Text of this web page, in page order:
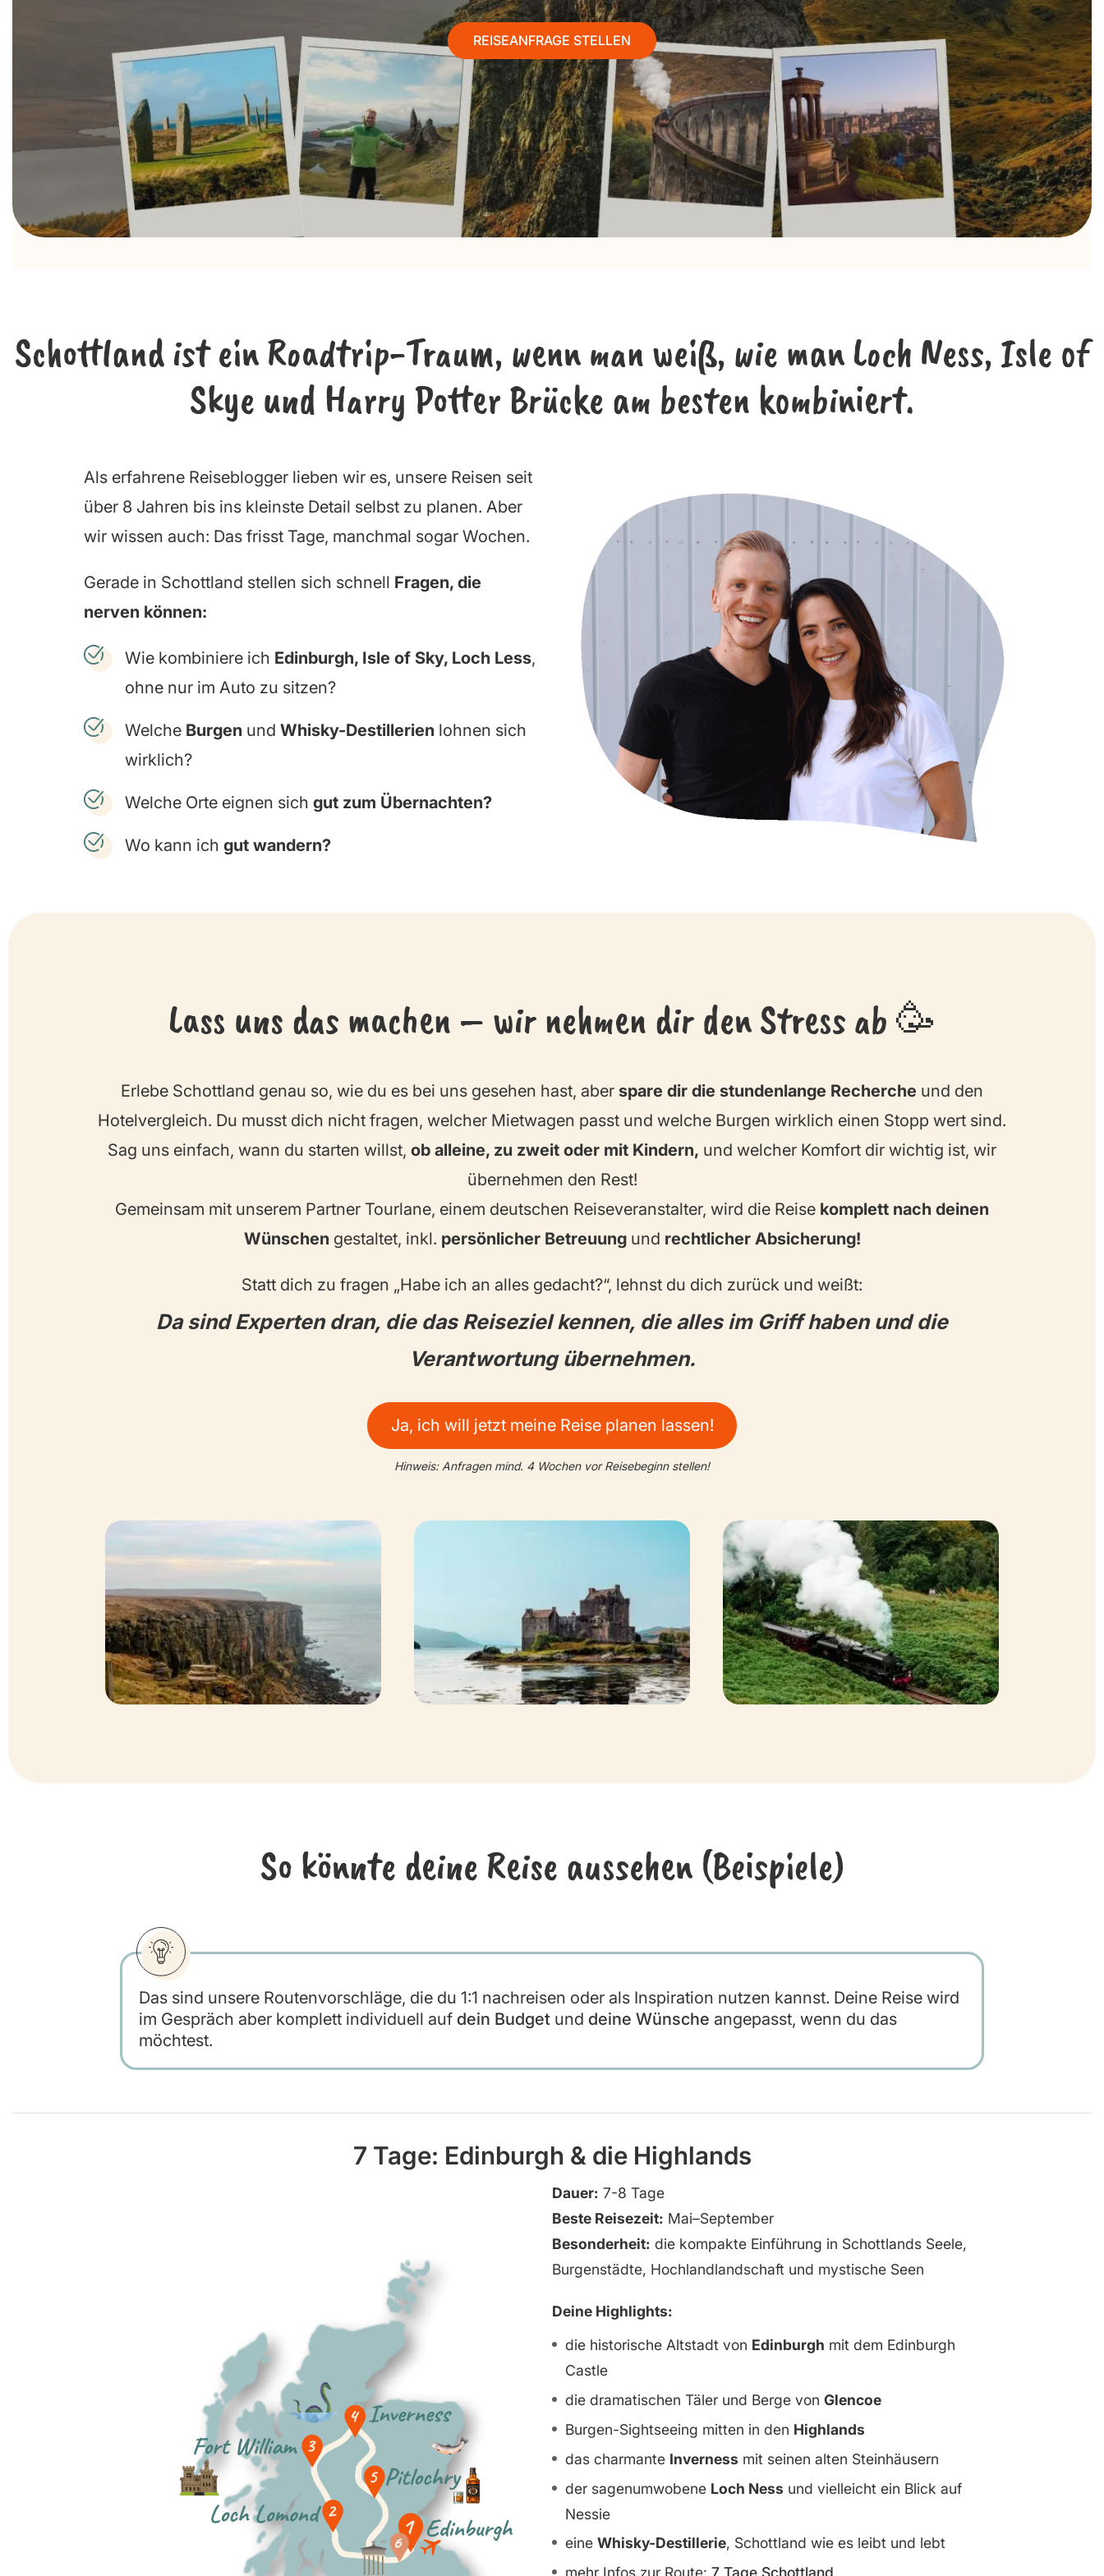
REISEANFRAGE STELLEN
Schottland ist ein Roadtrip-Traum, wenn man weiß, wie man Loch Ness, Isle of
Skye und Harry Potter Brücke am besten kombiniert.
Als erfahrene Reiseblogger lieben wir es, unsere Reisen seit
über 8 Jahren bis ins kleinste Detail selbst zu planen. Aber
wir wissen auch: Das frisst Tage, manchmal sogar Wochen.
Gerade in Schottland stellen sich schnell Fragen, die
nerven können:
Wie kombiniere ich Edinburgh, Isle of Sky, Loch Less,
ohne nur im Auto zu sitzen?
Welche Burgen und Whisky-Destillerien lohnen sich
wirklich?
Welche Orte eignen sich gut zum Übernachten?
Wo kann ich gut wandern?
Lass uns das machen – wir nehmen dir den Stress ab 🥳
Erlebe Schottland genau so, wie du es bei uns gesehen hast, aber spare dir die stundenlange Recherche und den
Hotelvergleich. Du musst dich nicht fragen, welcher Mietwagen passt und welche Burgen wirklich einen Stopp wert sind.
Sag uns einfach, wann du starten willst, ob alleine, zu zweit oder mit Kindern, und welcher Komfort dir wichtig ist, wir
übernehmen den Rest!
Gemeinsam mit unserem Partner Tourlane, einem deutschen Reiseveranstalter, wird die Reise komplett nach deinen
Wünschen gestaltet, inkl. persönlicher Betreuung und rechtlicher Absicherung!
Statt dich zu fragen „Habe ich an alles gedacht?“, lehnst du dich zurück und weißt:
Da sind Experten dran, die das Reiseziel kennen, die alles im Griff haben und die
Verantwortung übernehmen.
Ja, ich will jetzt meine Reise planen lassen!
Hinweis: Anfragen mind. 4 Wochen vor Reisebeginn stellen!
So könnte deine Reise aussehen (Beispiele)
Das sind unsere Routenvorschläge, die du 1:1 nachreisen oder als Inspiration nutzen kannst. Deine Reise wird
im Gespräch aber komplett individuell auf dein Budget und deine Wünsche angepasst, wenn du das
möchtest.
7 Tage: Edinburgh & die Highlands
Dauer: 7-8 Tage
Beste Reisezeit: Mai–September
Besonderheit: die kompakte Einführung in Schottlands Seele,
Burgenstädte, Hochlandlandschaft und mystische Seen
Deine Highlights:
die historische Altstadt von Edinburgh mit dem Edinburgh
Castle
die dramatischen Täler und Berge von Glencoe
Burgen-Sightseeing mitten in den Highlands
das charmante Inverness mit seinen alten Steinhäusern
der sagenumwobene Loch Ness und vielleicht ein Blick auf
Nessie
eine Whisky-Destillerie, Schottland wie es leibt und lebt
mehr Infos zur Route: 7 Tage Schottland